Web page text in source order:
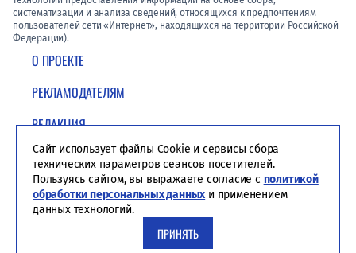
О ПРОЕКТЕ
РЕКЛАМОДАТЕЛЯМ
РЕДАКЦИЯ
ПОЛИТИКА КОНФИДЕНЦИАЛЬНОСТИ
систематизации и анализа сведений, относящихся к предпочтениям
пользователей сети «Интернет», находящихся на территории Российской
Федерации).
Сайт использует файлы Cookie и сервисы сбора
технических параметров сеансов посетителей.
Пользуясь сайтом, вы выражаете согласие с политикой
обработки персональных данных и применением
данных технологий.
ПРИНЯТЬ